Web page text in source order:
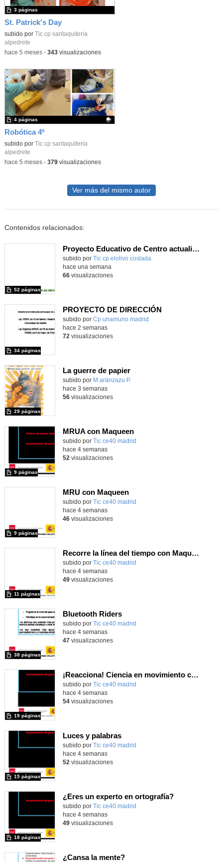
St. Patrick's Day
subido por Tic cp santaquiteria
alpedrete
3 páginas
-hace 5 meses- 343visualizaciones
Robótica 4º
Contenido educativo.
subido por Tic cp santaquiteria
alpedrete
4 páginas
-hace 5 meses- 379visualizaciones
Ver más del mismo autor
Contenidos relacionados:
Proyecto Educativo de Centro actualizado 2026
subido por Tic cp elolivo coslada
52 páginas
hace una semana
66visualizaciones
PROYECTO DE DIRECCIÓN
Contenido educativo.
subido por Cp unamuno madrid
34 páginas
hace 2 semanas
72 visualizaciones
La guerre de papier
Contenido educativo.
subido por M.aránzazu P.
29 páginas
hace 3 semanas
56visualizaciones
MRUA con Maqueen
subido por Tic ce40 madrid
9 páginas
hace 4 semanas
52 visualizaciones
MRU con Maqueen
subido por Tic ce40 madrid
9 páginas
hace 4 semanas
46visualizaciones
Recorre la línea del tiempo con Maqueen
subido por Tic ce40 madrid
11 páginas
hace 4 semanas
49visualizaciones
Bluetooth Riders
subido por Tic ce40 madrid
38 páginas
hace 4 semanas
47visualizaciones
¡Reacciona! Ciencia en movimiento con micro:bit y Maqueen
subido por Tic ce40 madrid
19 páginas
hace 4 semanas
54visualizaciones
Luces y palabras
subido por Tic ce40 madrid
15 páginas
hace 4 semanas
52 visualizaciones
¿Eres un experto en ortografía?
subido por Tic ce40 madrid
18 páginas
hace 4 semanas
49visualizaciones
¿Cansa la mente?